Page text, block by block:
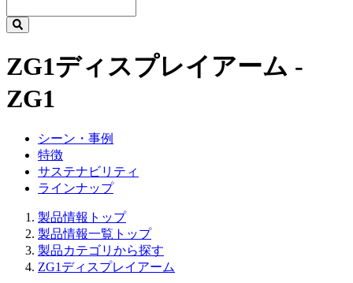
ZG1ディスプレイアーム -
ZG1
シーン・事例
特徴
サステナビリティ
ラインナップ
製品情報トップ
製品情報一覧トップ
製品カテゴリから探す
ZG1ディスプレイアーム